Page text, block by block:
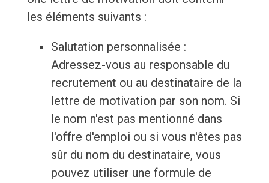
les éléments suivants :
Salutation personnalisée :
Adressez-vous au responsable du
recrutement ou au destinataire de la
lettre de motivation par son nom. Si
le nom n'est pas mentionné dans
l'offre d'emploi ou si vous n'êtes pas
sûr du nom du destinataire, vous
pouvez utiliser une formule de